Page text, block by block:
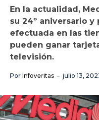
En la actualidad,
su 24º aniversario y
efectuada en las
pueden ganar
televisión.
Por Infoveritas julio 13,